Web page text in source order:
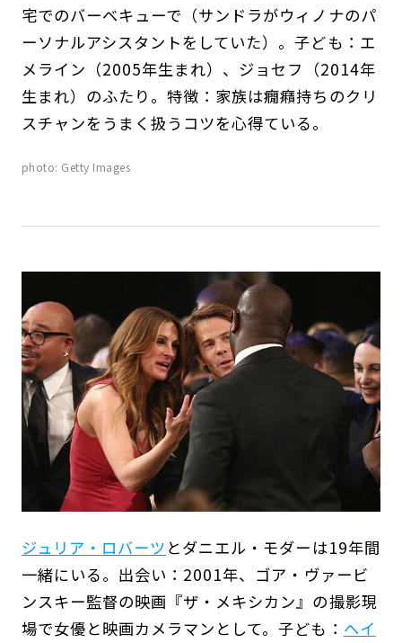
宅でのバーベキューで（サンドラがウィノナのパ
ーソナルアシスタントをしていた）。子ども：エ
メライン（2005年生まれ）、ジョセフ（2014年
生まれ）のふたり。特徴：家族は癇癪持ちのクリ
スチャンをうまく扱うコツを心得ている。
photo: Getty Images
ジュリア・ロバーツ とダニエル・モダーは19年間
一緒にいる。出会い：2001年、ゴア・ヴァービ
ンスキー監督の映画『ザ・メキシカン』の撮影現
場で女優と映画カメラマンとして。子ども： ヘイ